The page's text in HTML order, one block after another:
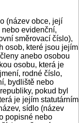
(název obce, její
evidenční,
směrovací číslo),
osob, které jsou jejím
anebo osobou
osobu, která je
rodné číslo,
bydliště nebo
pokud byl
je jejím statutárním
sídlo (název
popisné nebo